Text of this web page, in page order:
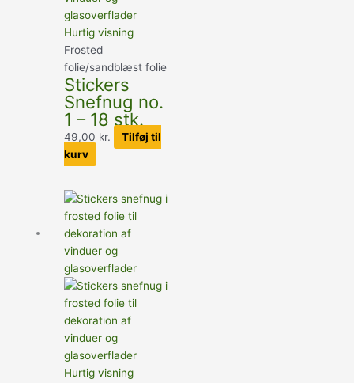
Hurtig visning
Frosted
folie/sandblæst folie
Stickers
Snefnug no.
1 – 18 stk.
49,00 kr.
Tilføj til
kurv
Hurtig visning